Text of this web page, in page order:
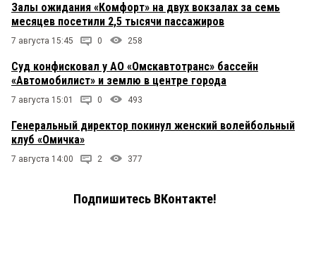
Залы ожидания «Комфорт» на двух вокзалах за семь
месяцев посетили 2,5 тысячи пассажиров
7 августа 15:45 0 258
Суд конфисковал у АО «Омскавтотранс» бассейн
«Автомобилист» и землю в центре города
7 августа 15:01 0 493
Генеральный директор покинул женский волейбольный
клуб «Омичка»
7 августа 14:00 2 377
Подпишитесь ВКонтакте!